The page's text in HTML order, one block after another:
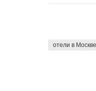
отели в Москве